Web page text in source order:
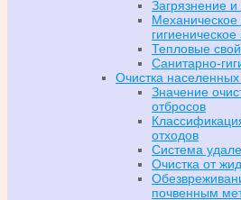
Загрязнение
Механическое
Тепловые
Санитарно-
Очистка
Значение
отбросов
отходов
Система
Очистка от
почвенным